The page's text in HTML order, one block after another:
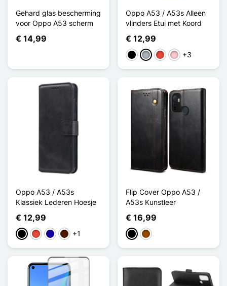
Gehard glas bescherming
voor Oppo A53 scherm
€ 14,99
Oppo A53 / A53s Alleen
vlinders Etui met Koord
€ 12,99
ZwartGrijsRoodRoze+3
Oppo A53 / A53s
Klassiek Lederen Hoesje
€ 12,99
ZwartRoodDonkerblauw
Donkerbruin
+1
Flip Cover Oppo A53 /
A53s Kunstleer
€ 16,99
ZwartBruin